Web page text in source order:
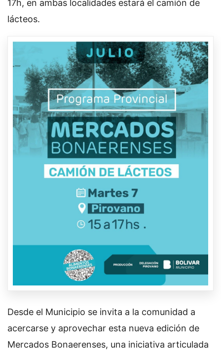
17h, en ambas localidades estará el camión de
lácteos.
Desde el Municipio se invita a la comunidad a
acercarse y aprovechar esta nueva edición de
Mercados Bonaerenses, una iniciativa articulada